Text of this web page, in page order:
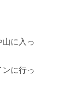
に入っ
に行っ